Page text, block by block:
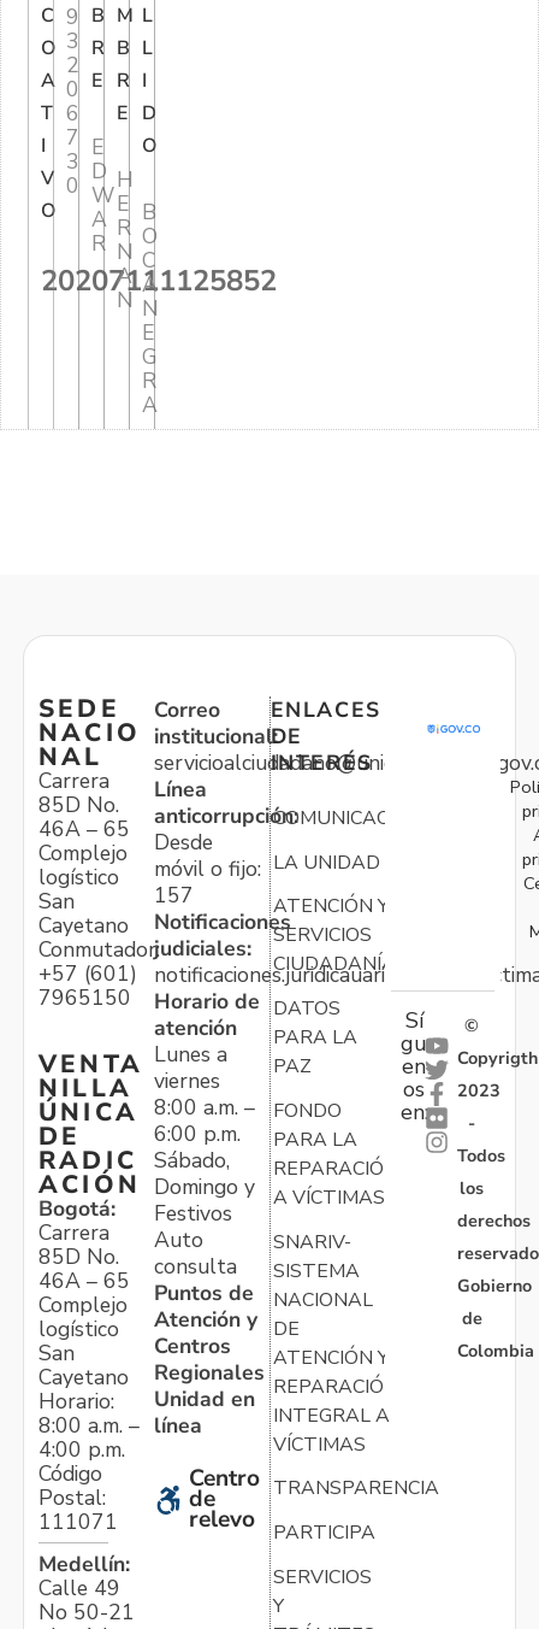
C
O
A
T
I
V
O
20207111125852
9
3
2
0
6
7
3
0
B
R
E
E
D
W
A
R
M
B
R
E
H
E
R
N
A
N
L
L
I
D
O
B
O
C
A
N
E
G
R
A
SEDE
NACIO
NAL
Carrera
85D No.
46A – 65
Complejo
logístico
San
Cayetano
Conmutador:
+57 (601)
7965150
VENTA
NILLA
ÚNICA
DE
RADIC
ACIÓN
Bogotá:
Carrera
85D No.
46A – 65
Complejo
logístico
San
Cayetano
Horario:
8:00 a.m. –
4:00 p.m.
Código
Postal:
111071
Medellín:
Calle 49
No 50-21
Correo
institucional:
Línea
anticorrupción:
Desde
móvil o fijo:
157
Notificaciones
judiciales:
Horario de
atención
Lunes a
viernes
8:00 a.m. –
6:00 p.m.
Sábado,
Domingo y
Festivos
Auto
consulta
Puntos de
Atención y
Centros
Regionales
Unidad en
línea
Centro
de
relevo
ENLACES
DE
INTERÉS
COMUNICACIONES
LA UNIDAD
ATENCIÓN Y
SERVICIOS
CIUDADANÍA
DATOS
PARA LA
PAZ
FONDO
PARA LA
REPARACIÓN
A VÍCTIMAS
SNARIV-
SISTEMA
NACIONAL
DE
ATENCIÓN Y
REPARACIÓN
INTEGRAL A
VÍCTIMAS
TRANSPARENCIA
PARTICIPA
SERVICIOS
Y
Sí
gu
en
os
en:
©
Copyrigth
2023
-
Todos
los
derechos
Gobierno
de
Colombia